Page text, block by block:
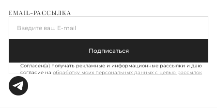
EMAIL-РАССЫЛКА
Введите ваш E-mail
Подписаться
Согласен(а) получать рекламные и информационные рассылки и даю
согласие на обработку моих персональных данных с целью рассылок